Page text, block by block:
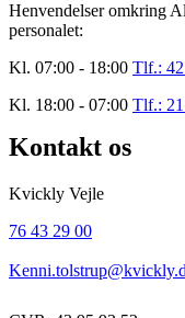
Henvendelser omkring
personalet:
Kl. 07:00 - 18:00 Tlf.:
Kl. 18:00 - 07:00 Tlf.:
Kontakt os
Kvickly Vejle
76 43 29 00